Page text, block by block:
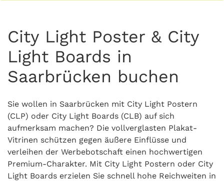
City Light Poster & City
Light Boards in
Saarbrücken buchen
Sie wollen in Saarbrücken mit City Light Postern
(CLP) oder City Light Boards (CLB) auf sich
aufmerksam machen? Die vollverglasten Plakat-
Vitrinen schützen gegen äußere Einflüsse und
verleihen der Werbebotschaft einen hochwertigen
Premium-Charakter. Mit City Light Postern oder City
Light Boards erzielen Sie schnell hohe Reichweiten in